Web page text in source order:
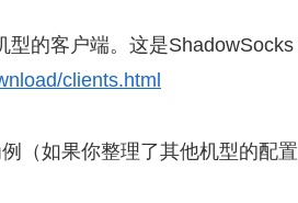
型的客户端。这是ShadowSocks
clients.html
（如果你整理了其他机型的配置